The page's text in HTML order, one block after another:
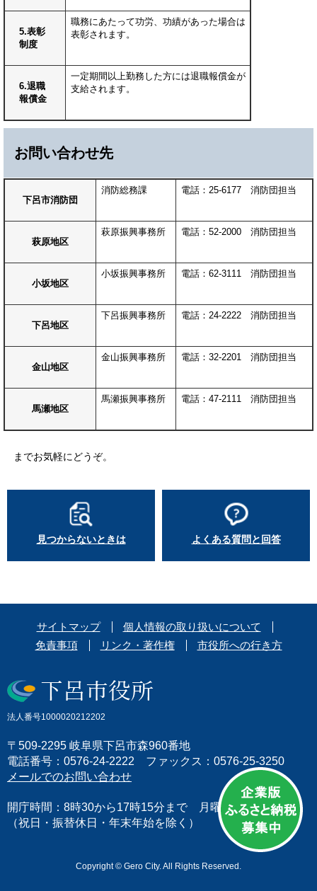
5.表彰
制度
職務にあたって功労、功績があった場合は
表彰されます。
6.退職
報償金
一定期間以上勤務した方には退職報償金が
支給されます。
お問い合わせ先
下呂市消防団
消防総務課 電話：25-6177 消防団担当
萩原地区
萩原振興事務所 電話：52-2000 消防団担当
小坂地区
小坂振興事務所 電話：62-3111 消防団担当
下呂地区
下呂振興事務所 電話：24-2222 消防団担当
金山地区
金山振興事務所 電話：32-2201 消防団担当
馬瀬地区
馬瀬振興事務所 電話：47-2111 消防団担当
までお気軽にどうぞ。
見つからないときは よくある質問と回答
サイトマップ
個人情報の取り扱いについて
免責事項
リンク・著作権 市役所への行き方
法人番号1000020212202
〒509-2295 岐阜県下呂市森960番地
電話番号：0576-24-2222 ファックス：0576-25-3250
メールでのお問い合わせ
開庁時間：8時30から17時15分まで 月曜日から金曜日
（祝日・振替休日・年末年始を除く）
Copyright © Gero City. All Rights Reserved.